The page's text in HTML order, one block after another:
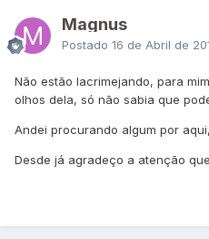
Magnus
Postado 16 de Abril de
Não estão lacrimejando, para
olhos dela, só não sabia que
Andei procurando algum por
Desde já agradeço a atenção